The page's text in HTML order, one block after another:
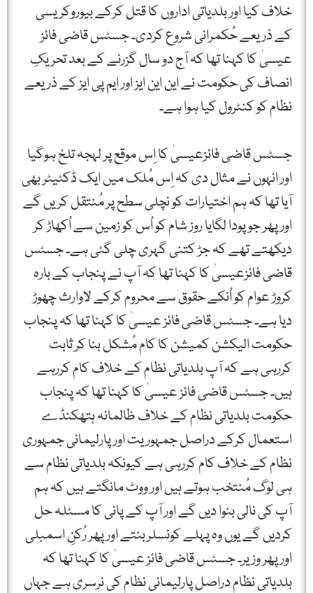
خلاف کیا اور بلدیاتی اداروں کا قتل کرکے بیوروکریسی
کے ذریعے حُکمرانی شروع کردی۔ جسٹس قاضی فائز
عیسیٰ کا کہنا تھا کہ آج دو سال گزرنے کے بعد تحریکِ
انصاف کی حکومت نے این این ایز اور ایم پی ایز کے ذریعے
نظام کو کنٹرول کیا ہوا ہے۔
جسٹس قاضی فائزعیسیٰ کا اِس موقع پر لہجہ تلخ ہوگیا
اور انہوں نے مثال دی کہ اِس مُلک میں ایک ڈکٹیٹر بھی
آیا تھا کہ ہم اختیارات کو نچلی سطح پر مُنتقل کریں گے
اور پھر جو پودا لگایا روز شام کو اُس کو زمین سے اُکھاڑ کر
دیکھتے تھے کہ جڑ کتنی گہری چلی گئی ہے۔ جسٹس
قاضی فائزعیسیٰ کا کہنا تھا کہ آپ نے پنجاب کے بارہ
کروڑ عوام کو اُنکے حقوق سے محروم کرکے لاوارث چھوڑ
دیا ہے۔ جسٹس قاضی فائز عیسیٰ کا کہنا تھا کہ پنجاب
حکومت الیکشن کمیشن کا کام مُشکل بنا کر ثابت
کررہی ہے کہ آپ بلدیاتی نظام کے خلاف کام کررہے
ہیں۔ جسٹس قاضی فائز عیسیٰ کا کہنا تھا کہ پنجاب
حکومت بلدیاتی نظام کے خلاف ظالمانہ ہتھکنڈے
استعمال کرکے دراصل جمہوریت اور پارلیمانی جمہوری
نظام کے خلاف کام کررہی ہے کیونکہ بلدیاتی نظام سے
ہی لوگ مُنتخب ہوتے ہیں اور ووٹ مانگتے ہیں کہ ہم
آپ کی نالی بنوا دیں گے اور آپ کے پانی کا مسئلہ حل
کردیں گے یوں وہ پہلے کونسلربنتے اور پھر رُکنِ اسمبلی
اور پھر وزیر۔ جسٹس قاضی فائز عیسیٰ کا کہنا تھا کہ
بلدیاتی نظام دراصل پارلیمانی نظام کی نرسری ہے جہاں